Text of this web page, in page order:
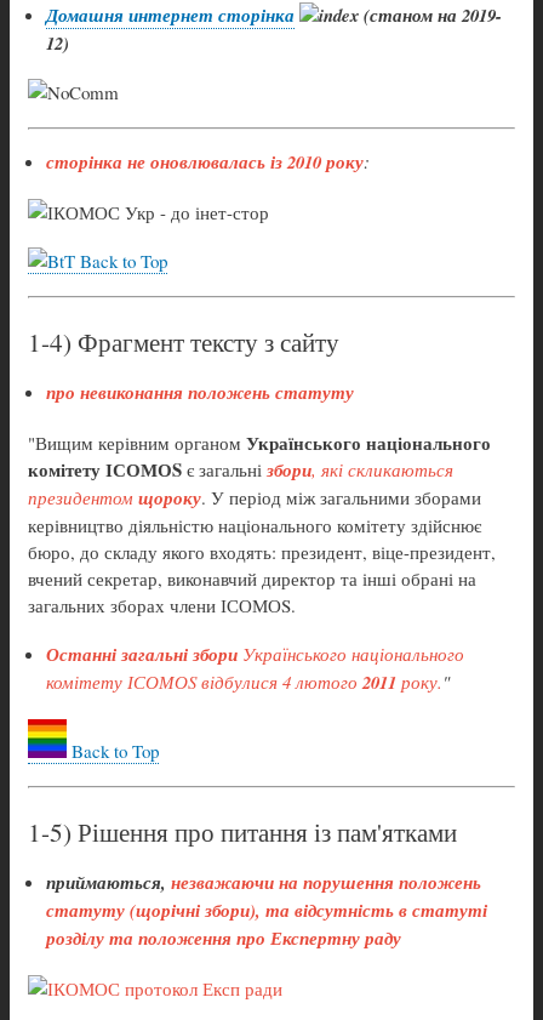
Домашня интернет сторінка
(станом на 2019-
12)
сторінка не оновлювалась із 2010 року:
Back to Top
1-4) Фрагмент тексту з сайту
про невиконання положень статуту
"Вищим керівним органом Українського національного
комітету ІСОМОS є загальні збори, які скликаються
президентом щороку. У період між загальними зборами
керівництво діяльністю національного комітету здійснює
бюро, до складу якого входять: президент, віце-президент,
вчений секретар, виконавчий директор та інші обрані на
загальних зборах члени ІСОМОS.
Останні загальні збори Українського національного
комітету ІСОМОS відбулися 4 лютого2011 року. "
Back to Top
1-5) Рішення про питання із пам'ятками
приймаються, незважаючи на порушення положень
статуту (щорічні збори), та відсутність в статуті
розділу та положення про Експертну раду